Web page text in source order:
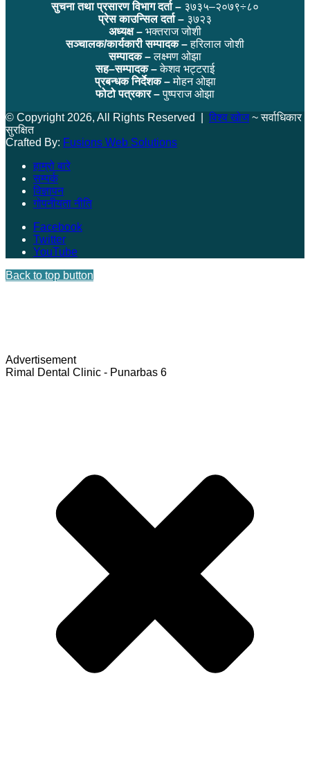
सुचना तथा प्रसारण विभाग दर्ता – ३७३५–२०७९÷८०
प्रेस काउन्सिल दर्ता – ३७२३
अध्यक्ष – भक्तराज जोशी
सञ्चालक/कार्यकारी सम्पादक –हरिलाल जोशी
सम्पादक –लक्ष्मण ओझा
सह–सम्पादक –केशव भट्टराई
प्रबन्धक निर्देशक –मोहन ओझा
फोटो पत्रकार –पुष्पराज ओझा
© Copyright 2026, All Rights Reserved | विश्व खोज~ सर्वाधिकार
सुरक्षित
Crafted By: Fusions Web Solutions
हाम्रो बारे
सम्पर्क
विज्ञापन
गोपनीयता नीति
Facebook
Twitter
YouTube
Back to top button
Advertisement
Rimal Dental Clinic - Punarbas 6